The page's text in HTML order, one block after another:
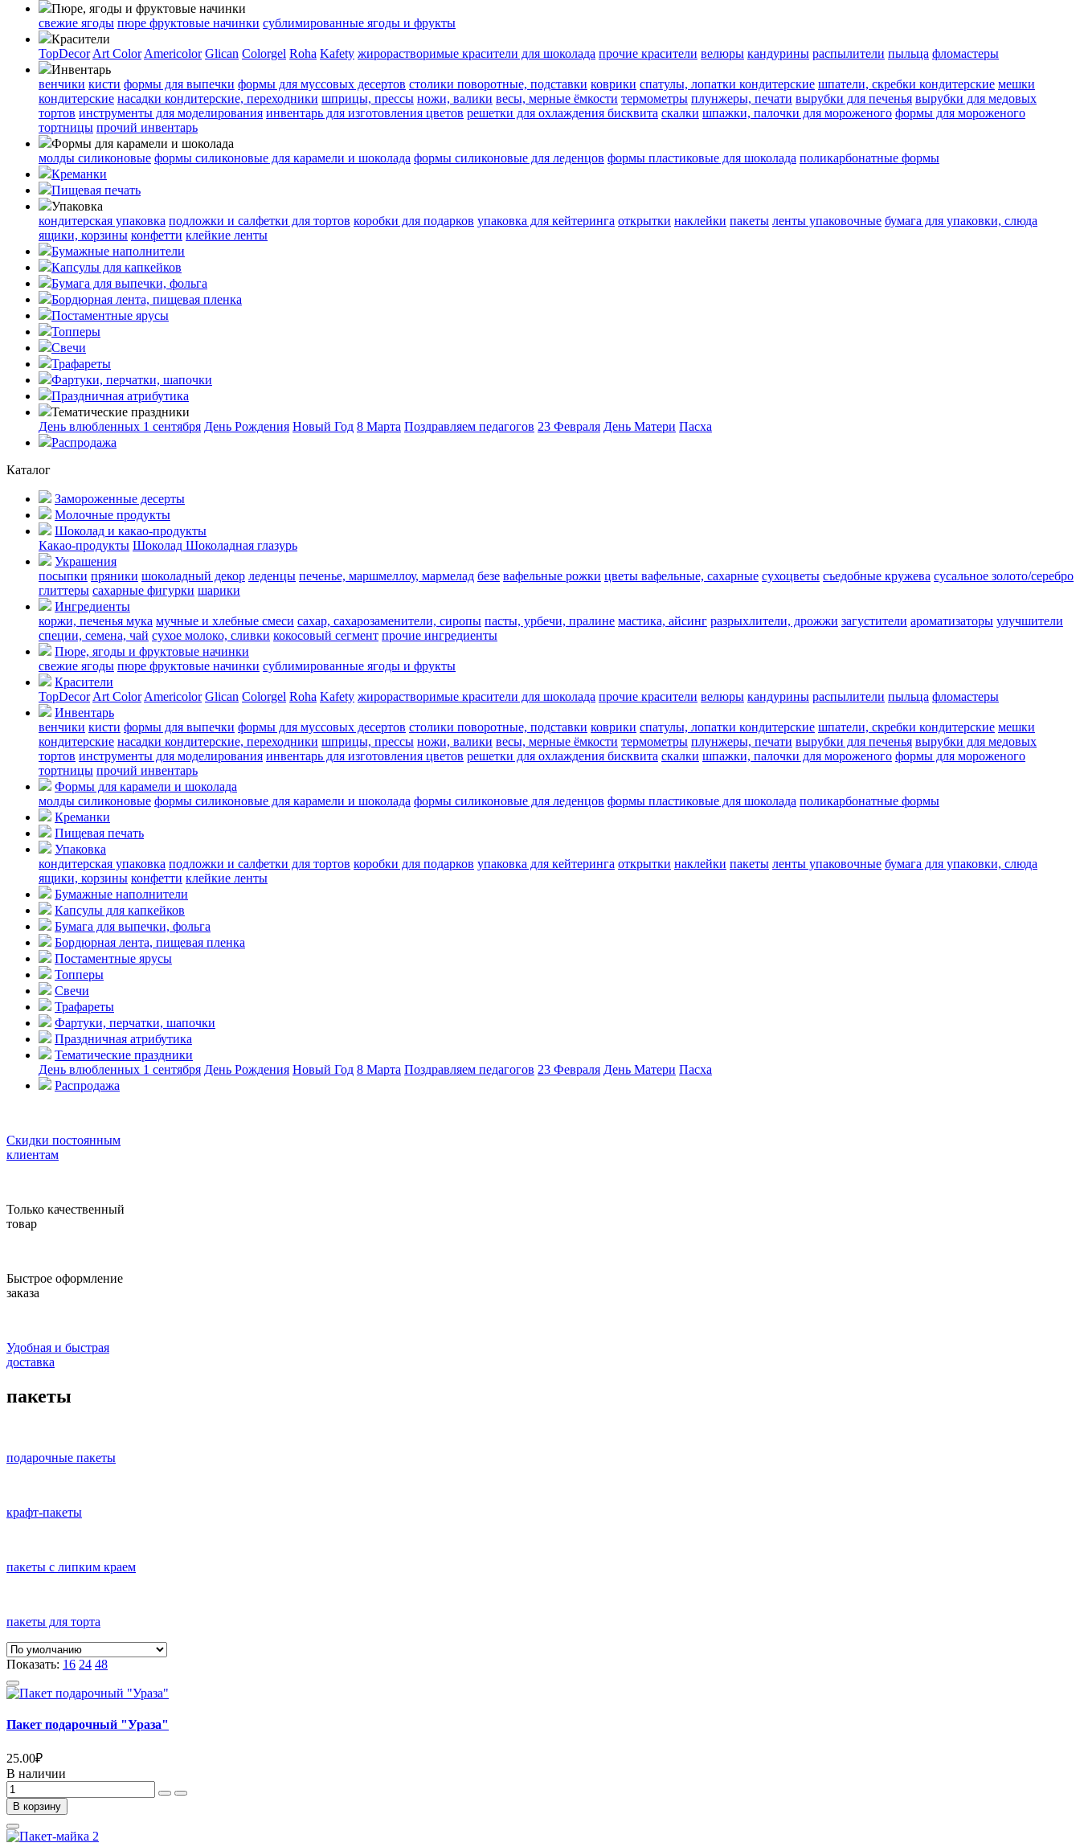
Пюре, ягоды и фруктовые начинки
свежие ягоды пюре фруктовые начинки сублимированные ягоды и фрукты
Красители
TopDecor Art Color Americolor Glican Colorgel Roha Kafety жирорастворимые красители для шоколада прочие красители велюры кандурины распылители пыльца фломастеры
Инвентарь
венчики кисти формы для выпечки формы для муссовых десертов столики поворотные, подставки коврики cпатулы, лопатки кондитерские шпатели, скребки кондитерские мешки
кондитерские насадки кондитерские, переходники шприцы, прессы ножи, валики весы, мерные ёмкости термометры плунжеры, печати вырубки для печенья вырубки для медовых
тортов инструменты для моделирования инвентарь для изготовления цветов решетки для охлаждения бисквита скалки шпажки, палочки для мороженого формы для мороженого
тортницы прочий инвентарь
Формы для карамели и шоколада
молды силиконовые формы силиконовые для карамели и шоколада формы силиконовые для леденцов формы пластиковые для шоколада поликарбонатные формы
Креманки
Пищевая печать
Упаковка
кондитерская упаковка подложки и салфетки для тортов коробки для подарков упаковка для кейтеринга открытки наклейки пакеты ленты упаковочные бумага для упаковки, слюда
ящики, корзины конфетти клейкие ленты
Бумажные наполнители
Капсулы для капкейков
Бумага для выпечки, фольга
Бордюрная лента, пищевая пленка
Постаментные ярусы
Топперы
Свечи
Трафареты
Фартуки, перчатки, шапочки
Праздничная атрибутика
Тематические праздники
День влюбленных 1 сентября День Рождения Новый Год 8 Марта Поздравляем педагогов 23 Февраля День Матери Пасха
Распродажа
Каталог
Замороженные десерты
Молочные продукты
Шоколад и какао-продукты
Какао-продукты Шоколад Шоколадная глазурь
Украшения
посыпки пряники шоколадный декор леденцы печенье, маршмеллоу, мармелад безе вафельные рожки цветы вафельные, сахарные сухоцветы съедобные кружева сусальное золото/серебро
глиттеры сахарные фигурки шарики
Ингредиенты
коржи, печенья мука мучные и хлебные смеси сахар, сахарозаменители, сиропы пасты, урбечи, пралине мастика, айсинг разрыхлители, дрожжи загустители ароматизаторы улучшители
специи, семена, чай сухое молоко, сливки кокосовый сегмент прочие ингредиенты
Пюре, ягоды и фруктовые начинки
свежие ягоды пюре фруктовые начинки сублимированные ягоды и фрукты
Красители
TopDecor Art Color Americolor Glican Colorgel Roha Kafety жирорастворимые красители для шоколада прочие красители велюры кандурины распылители пыльца фломастеры
Инвентарь
венчики кисти формы для выпечки формы для муссовых десертов столики поворотные, подставки коврики cпатулы, лопатки кондитерские шпатели, скребки кондитерские мешки
кондитерские насадки кондитерские, переходники шприцы, прессы ножи, валики весы, мерные ёмкости термометры плунжеры, печати вырубки для печенья вырубки для медовых
тортов инструменты для моделирования инвентарь для изготовления цветов решетки для охлаждения бисквита скалки шпажки, палочки для мороженого формы для мороженого
тортницы прочий инвентарь
Формы для карамели и шоколада
молды силиконовые формы силиконовые для карамели и шоколада формы силиконовые для леденцов формы пластиковые для шоколада поликарбонатные формы
Креманки
Пищевая печать
Упаковка
кондитерская упаковка подложки и салфетки для тортов коробки для подарков упаковка для кейтеринга открытки наклейки пакеты ленты упаковочные бумага для упаковки, слюда
ящики, корзины конфетти клейкие ленты
Бумажные наполнители
Капсулы для капкейков
Бумага для выпечки, фольга
Бордюрная лента, пищевая пленка
Постаментные ярусы
Топперы
Свечи
Трафареты
Фартуки, перчатки, шапочки
Праздничная атрибутика
Тематические праздники
День влюбленных 1 сентября День Рождения Новый Год 8 Марта Поздравляем педагогов 23 Февраля День Матери Пасха
Распродажа
Скидки постоянным
клиентам
Только качественный
товар
Быстрое оформление
заказа
Удобная и быстрая
доставка
пакеты
подарочные пакеты
крафт-пакеты
пакеты с липким краем
пакеты для торта
Показать: 16 24 48
Пакет подарочный "Ураза"
25.00₽
В наличии
В корзину